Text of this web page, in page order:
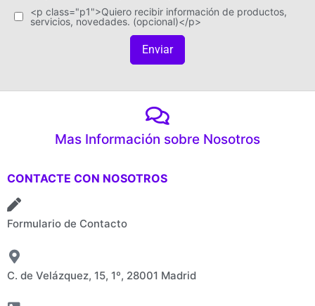
<p class="p1">Quiero recibir información de productos,
servicios, novedades. (opcional)</p>
Enviar
Mas Información sobre Nosotros
CONTACTE CON NOSOTROS
Formulario de Contacto
C. de Velázquez, 15, 1º, 28001 Madrid